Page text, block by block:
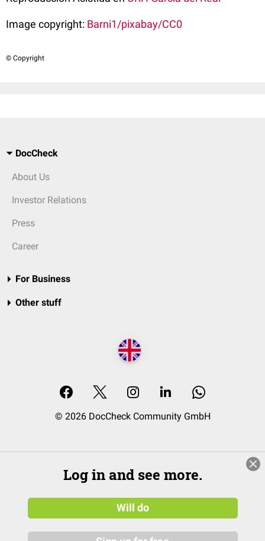
Image copyright: Barni1/pixabay/CC0
© Copyright
DocCheck
About Us
Investor Relations
Press
Career
For Business
Other stuff
© 2026 DocCheck Community GmbH
Log in and see more.
Will do